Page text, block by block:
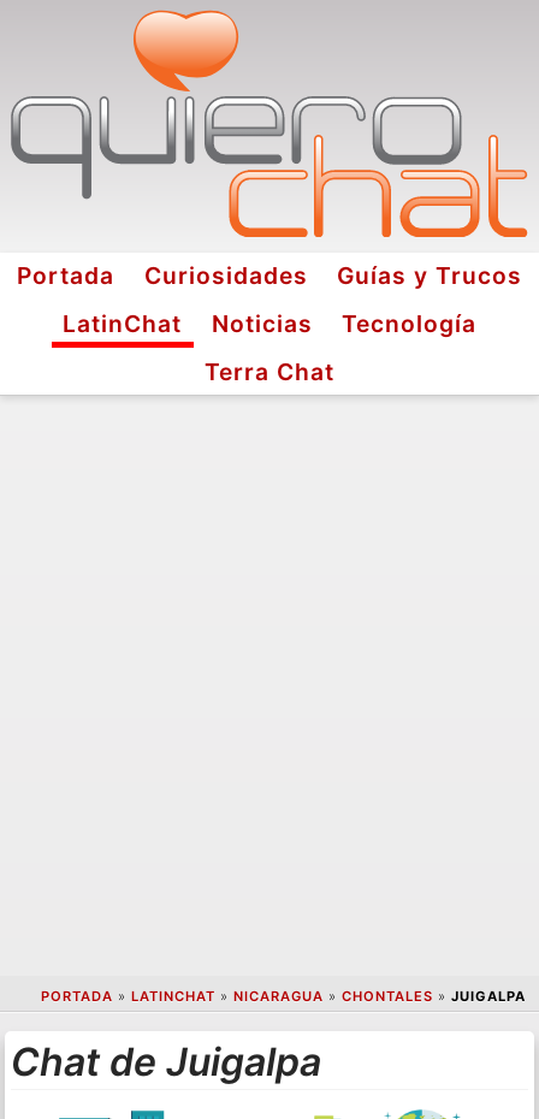
Portada Curiosidades
Guías y Trucos
LatinChat
Noticias
Tecnología
Terra Chat
PORTADA » LATINCHAT » NICARAGUA » CHONTALES » JUIGALPA
Chat de Juigalpa